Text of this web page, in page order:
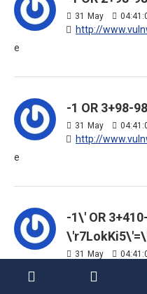
31 May
http://
e
-1 OR 3+98-
31 May
http://
e
-1\' OR
31 May